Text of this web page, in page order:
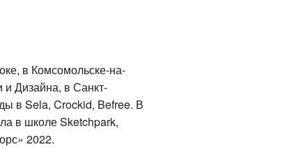
в Комсомольске-на-
и Дизайна, в Санкт-
в Sela, Crockid, Befree. В
в школе Sketchpark,
2022.